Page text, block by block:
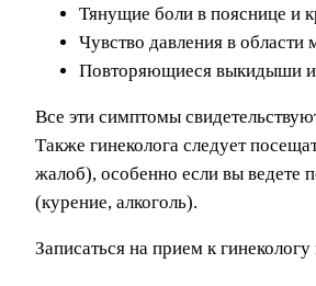
Тянущие боли в пояснице и
Чувство давления в области
Повторяющиеся выкидыши
Все эти симптомы
Также гинеколога следует
жалоб), особенно если вы ведете
(курение, алкоголь).
Записаться на прием к